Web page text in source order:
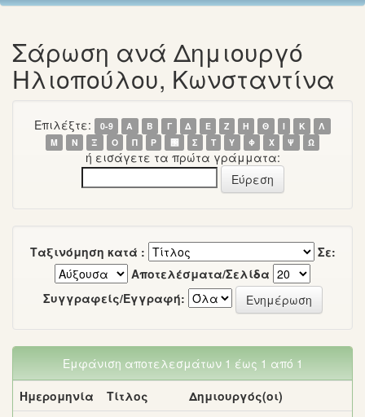
Σάρωση ανά Δημιουργό
Ηλιοπούλου, Κωνσταντίνα
Επιλέξτε: 0-9 Α Β Γ Δ Ε Ζ Η Θ Ι Κ
Λ
Μ
Ν Ξ Ο Π Ρ ΢ Σ Τ Υ Φ Χ Ψ Ω
ή εισάγετε τα πρώτα γράμματα:
Ταξινόμηση κατά :
Σε:
Αποτελέσματα/Σελίδα
Συγγραφείς/Εγγραφή:
Εμφάνιση αποτελεσμάτων 1 έως 1 από 1
Ημερομηνία
Τίτλος
Δημιουργός(οι)